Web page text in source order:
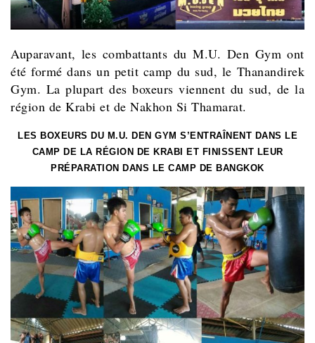
Auparavant, les combattants du M.U. Den Gym ont
été formé dans un petit camp du sud, le Thanandirek
Gym. La plupart des boxeurs viennent du sud, de la
région de Krabi et de Nakhon Si Thamarat.
LES BOXEURS DU M.U. DEN GYM S’ENTRAÎNENT DANS LE
CAMP DE LA RÉGION DE KRABI ET FINISSENT LEUR
PRÉPARATION DANS LE CAMP DE BANGKOK